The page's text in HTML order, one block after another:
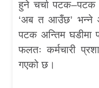
हुने चर्चा पटक–पटक
‘अब त आउँछ’ भन्ने
पटक अन्तिम घडीमा
फलतः कर्मचारी
गएको छ।